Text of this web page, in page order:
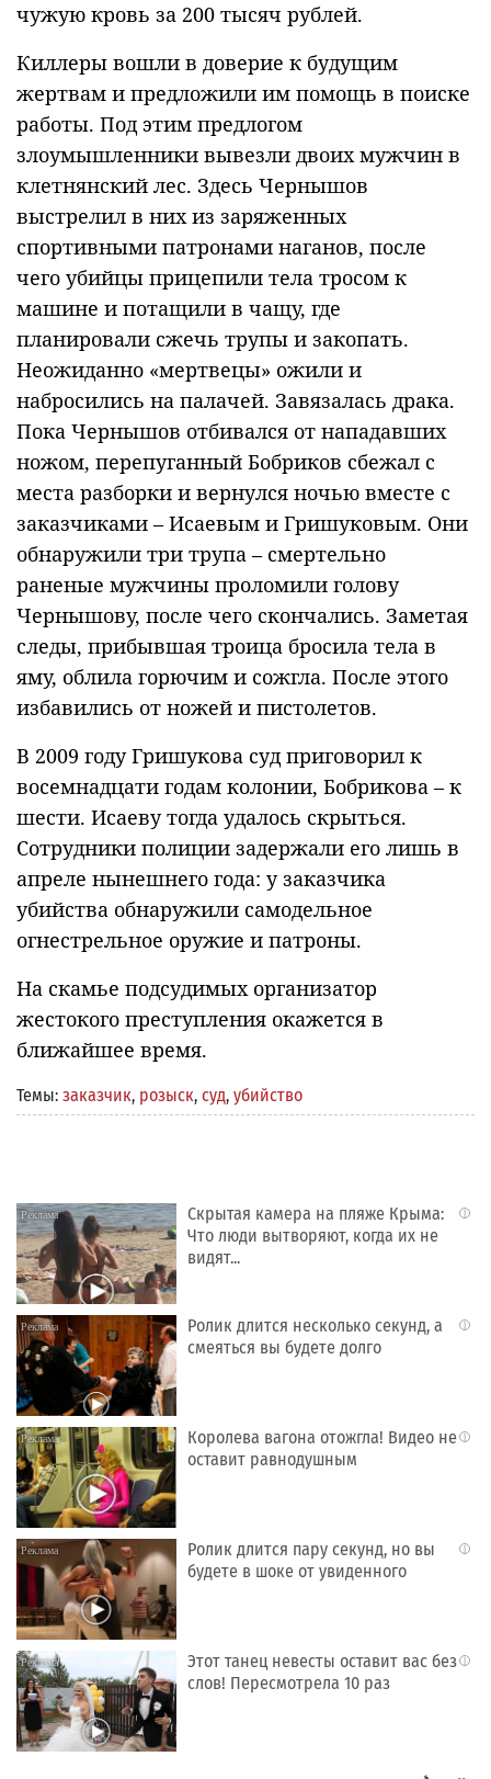
чужую кровь за 200 тысяч рублей.
Киллеры вошли в доверие к будущим
жертвам и предложили им помощь в поиске
работы. Под этим предлогом
злоумышленники вывезли двоих мужчин в
клетнянский лес. Здесь Чернышов
выстрелил в них из заряженных
спортивными патронами наганов, после
чего убийцы прицепили тела тросом к
машине и потащили в чащу, где
планировали сжечь трупы и закопать.
Неожиданно «мертвецы» ожили и
набросились на палачей. Завязалась драка.
Пока Чернышов отбивался от нападавших
ножом, перепуганный Бобриков сбежал с
места разборки и вернулся ночью вместе с
заказчиками – Исаевым и Гришуковым. Они
обнаружили три трупа – смертельно
раненые мужчины проломили голову
Чернышову, после чего скончались. Заметая
следы, прибывшая троица бросила тела в
яму, облила горючим и сожгла. После этого
избавились от ножей и пистолетов.
В 2009 году Гришукова суд приговорил к
восемнадцати годам колонии, Бобрикова – к
шести. Исаеву тогда удалось скрыться.
Сотрудники полиции задержали его лишь в
апреле нынешнего года: у заказчика
убийства обнаружили самодельное
огнестрельное оружие и патроны.
На скамье подсудимых организатор
жестокого преступления окажется в
ближайшее время.
Темы: заказчик, розыск, суд, убийство
i
Скрытая камера на пляже Крыма:
Что люди вытворяют, когда их не
видят...
i
Ролик длится несколько секунд, а
смеяться вы будете долго
i
Королева вагона отожгла! Видео не
оставит равнодушным
i
Ролик длится пару секунд, но вы
будете в шоке от увиденного
i
Этот танец невесты оставит вас без
слов! Пересмотрела 10 раз